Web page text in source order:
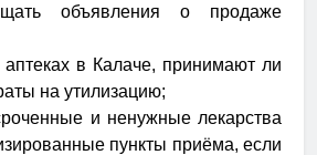
объявления о продаже
аптеках в Калаче, принимают ли
на утилизацию;
и ненужные лекарства
пункты приёма, если